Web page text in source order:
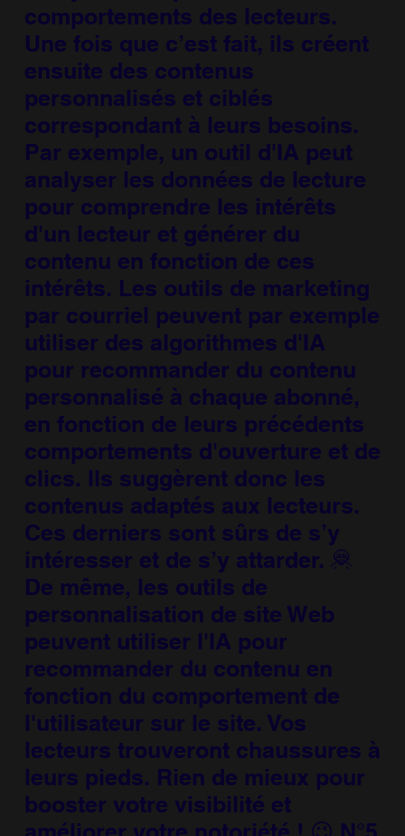
comportements des lecteurs.
Une fois que c’est fait, ils créent
ensuite des contenus
personnalisés et ciblés
correspondant à leurs besoins.
Par exemple, un outil d'IA peut
analyser les données de lecture
pour comprendre les intérêts
d'un lecteur et générer du
contenu en fonction de ces
intérêts. Les outils de marketing
par courriel peuvent par exemple
utiliser des algorithmes d'IA
pour recommander du contenu
personnalisé à chaque abonné,
en fonction de leurs précédents
comportements d'ouverture et de
clics. Ils suggèrent donc les
contenus adaptés aux lecteurs.
Ces derniers sont sûrs de s’y
intéresser et de s’y attarder. 🦧
De même, les outils de
personnalisation de site Web
peuvent utiliser l'IA pour
recommander du contenu en
fonction du comportement de
l'utilisateur sur le site. Vos
lecteurs trouveront chaussures à
leurs pieds. Rien de mieux pour
booster votre visibilité et